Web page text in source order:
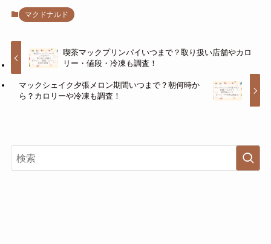
マクドナルド
喫茶マックプリンパイいつまで？取り扱い店舗やカロ
リー・値段・冷凍も調査！
マックシェイク夕張メロン期間いつまで？朝何時か
ら？カロリーや冷凍も調査！